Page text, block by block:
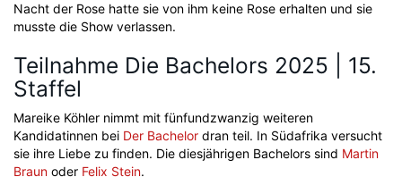
Nacht der Rose hatte sie von ihm keine Rose erhalten und sie
musste die Show verlassen.
Teilnahme Die Bachelors 2025 | 15.
Staffel
Mareike Köhler nimmt mit fünfundzwanzig weiteren
Kandidatinnen bei Der Bachelor dran teil. In Südafrika versucht
sie ihre Liebe zu finden. Die diesjährigen Bachelors sind Martin
Braun oder Felix Stein.